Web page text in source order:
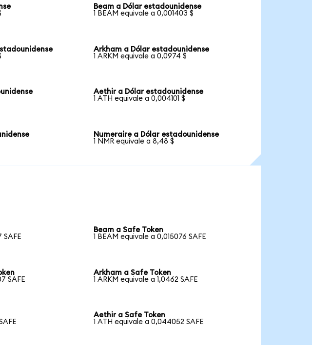
Beam a Dólar estadounidense
1 BEAM equivale a 0,001403 $
Arkham a Dólar estadounidense
1 ARKM equivale a 0,0974 $
Aethir a Dólar estadounidense
1 ATH equivale a 0,004101 $
Numeraire a Dólar estadounidense
1 NMR equivale a 8,48 $
SAFE
Beam a Safe Token
1 BEAM equivale a 0,015076 SAFE
SAFE
Arkham a Safe Token
1 ARKM equivale a 1,0462 SAFE
Aethir a Safe Token
1 ATH equivale a 0,044052 SAFE